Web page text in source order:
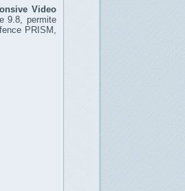
Video
9.8, permite
PRISM,